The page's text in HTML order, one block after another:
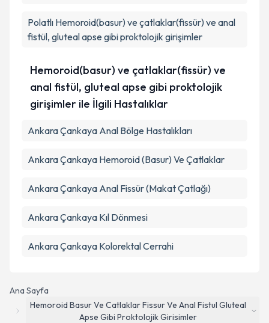
Ana Sayfa
Hemoroid Basur Ve Catlaklar Fissur Ve Anal Fistul Gluteal
Apse Gibi Proktolojik Girisimler
Polatlı Hemoroid(basur) ve çatlaklar(fissür) ve anal
fistül, gluteal apse gibi proktolojik girişimler
Hemoroid(basur) ve çatlaklar(fissür) ve
anal fistül, gluteal apse gibi proktolojik
girişimler ile İlgili Hastalıklar
Ankara Çankaya Anal Bölge Hastalıkları
Ankara Çankaya Hemoroid (Basur) Ve Çatlaklar
Ankara Çankaya Anal Fissür (Makat Çatlağı)
Ankara Çankaya Kıl Dönmesi
Ankara Çankaya Kolorektal Cerrahi